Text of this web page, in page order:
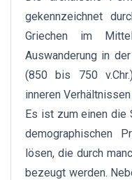
gekennzeichnet
Griechen im
Auswanderung in
(850 bis 750
inneren
Es ist zum einen die
demographischen
lösen, die durch
bezeugt werden.